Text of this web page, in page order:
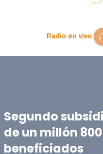
Radio en vivo
Segundo
de un millón
beneficiados